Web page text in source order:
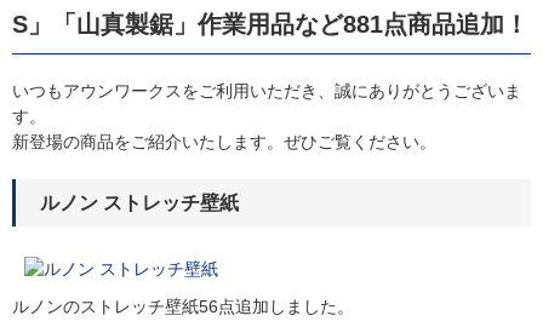
S」「山真製鋸」作業用品など881点商品追加！
いつもアウンワークスをご利用いただき、誠にありがとうございま
す。
新登場の商品をご紹介いたします。ぜひご覧ください。
ルノン ストレッチ壁紙
ルノンのストレッチ壁紙56点追加しました。